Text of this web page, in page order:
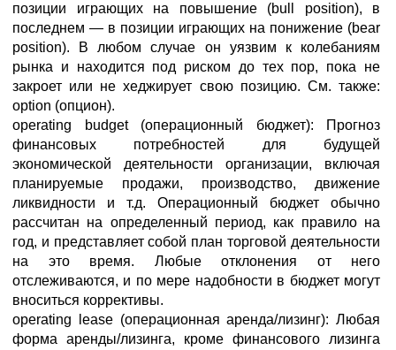
позиции играющих на повышение (bull position), в
последнем — в позиции играющих на понижение (bear
position). В любом случае он уязвим к колебаниям
рынка и находится под риском до тех пор, пока не
закроет или не хеджирует свою позицию. См. также:
option (опцион).
operating budget (операционный бюджет): Прогноз
финансовых потребностей для будущей
экономической деятельности организации, включая
планируемые продажи, производство, движение
ликвидности и т.д. Операционный бюджет обычно
рассчитан на определенный период, как правило на
год, и представляет собой план торговой деятельности
на это время. Любые отклонения от него
отслеживаются, и по мере надобности в бюджет могут
вноситься коррективы.
operating lease (операционная аренда/лизинг): Любая
форма аренды/лизинга, кроме финансового лизинга